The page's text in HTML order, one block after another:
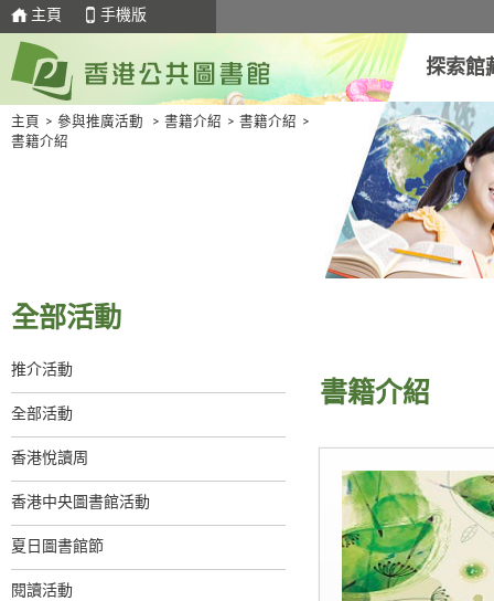
主頁 手機版
探索館
主頁 > 參與推廣活動 > 書籍介紹 > 書籍介紹 >
書籍介紹
全部活動
推介活動
全部活動
香港悅讀周
香港中央圖書館活動
夏日圖書館節
閱讀活動
書籍介紹